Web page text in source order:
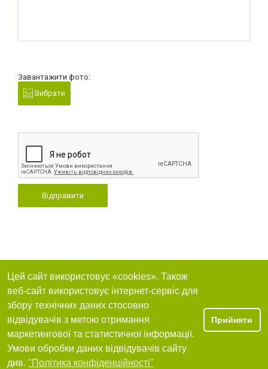
Завантажити фото:
Вибрати
Відправити
Цей сайт використовує «cookies». Також
веб-сайт використовує інтернет-сервіс для
збору технічних даних стосовно
відвідувачів з метою отримання
маркетингової та статистичної інформації.
Умови обробки даних відвідувачів сайту
див. "Політика конфіденційності"
Прийняти